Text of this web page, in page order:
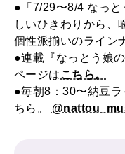
●「7/29〜8/4 なっ
しいひきわりから、
個性派揃いのライン
●連載『なっとう娘
ページはこちら。
●毎朝8：30〜納豆ラ
ちら。